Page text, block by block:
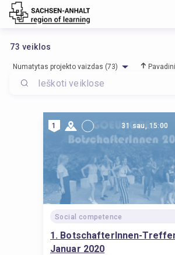
73 veiklos
Numatytas projekto vaizdas (73)
1 31 sau, 15:00
Social competence
1. BotschafterInnen-
Januar 2020